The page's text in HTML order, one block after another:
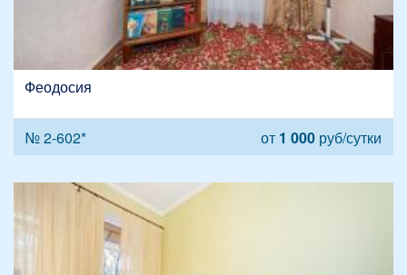
Феодосия
№ 2-602* от 1 000 руб/сутки